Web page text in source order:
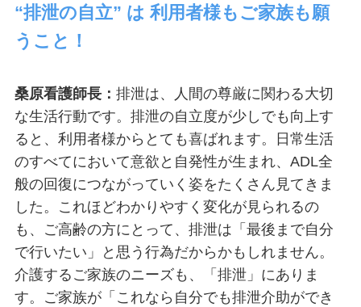
“排泄の自立” は 利用者様もご家族も願
うこと！
桑原看護師長： 排泄は、人間の尊厳に関わる大切
な生活行動です。排泄の自立度が少しでも向上す
ると、利用者様からとても喜ばれます。日常生活
のすべてにおいて意欲と自発性が生まれ、ADL全
般の回復につながっていく姿をたくさん見てきま
した。これほどわかりやすく変化が見られるの
も、ご高齢の方にとって、排泄は「最後まで自分
で行いたい」と思う行為だからかもしれません。
介護するご家族のニーズも、「排泄」にありま
す。ご家族が「これなら自分でも排泄介助ができ